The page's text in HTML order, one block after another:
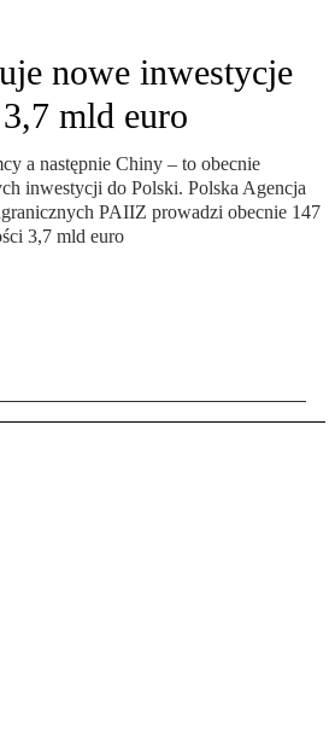
nowe inwestycje
mld euro
a następnie Chiny – to obecnie
inwestycji do Polski. Polska Agencja
PAIIZ prowadzi obecnie 147
3,7 mld euro